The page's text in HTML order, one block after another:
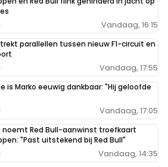
Vandaag, 16:15
parallellen tussen nieuw F1-circuit en
Vandaag, 17:55
is Marko eeuwig dankbaar: "Hij geloofde
Vandaag, 17:05
noemt Red Bull-aanwinst troefkaart
"Past uitstekend bij Red Bull"
Vandaag, 14:35